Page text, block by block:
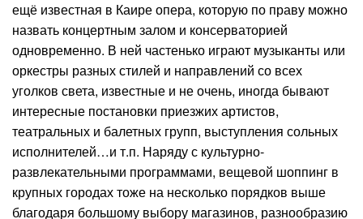
ещё известная в Каире опера, которую по праву можно
назвать концертным залом и консерваторией
одновременно. В ней частенько играют музыканты или
оркестры разных стилей и направлений со всех
уголков света, известные и не очень, иногда бывают
интересные постановки приезжих артистов,
театральных и балетных групп, выступления сольных
исполнителей…и т.п. Наряду с культурно-
развлекательными программами, вещевой шоппинг в
крупных городах тоже на несколько порядков выше
благодаря большому выбору магазинов, разнообразию